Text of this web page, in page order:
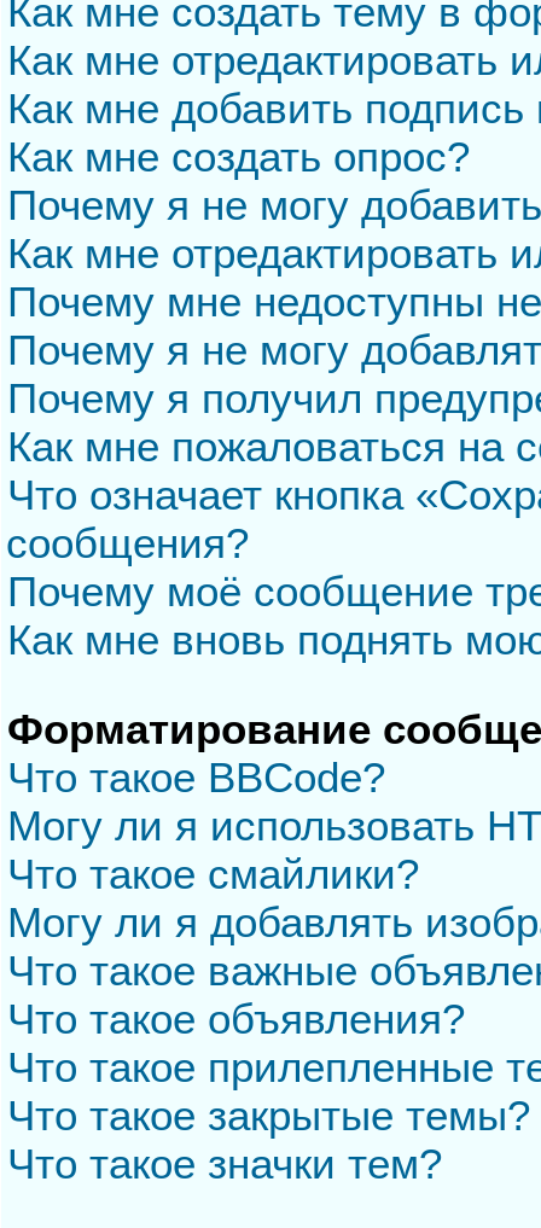
Как мне создать тему в
Как мне отредактировать
Как мне добавить
Как мне создать опрос?
Почему я не могу
Как мне отредактировать
Почему мне недоступны
Почему я не могу
Почему я получил
Как мне пожаловаться на
Что означает кнопка
сообщения?
Почему моё сообщение
Как мне вновь поднять
Форматирование
Что такое BBCode?
Могу ли я использовать
Что такое смайлики?
Могу ли я добавлять
Что такое важные
Что такое объявления?
Что такое прилепленные
Что такое закрытые темы?
Что такое значки тем?